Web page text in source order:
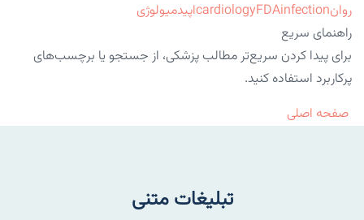
روان
cardiologyFDAinfection
اپیدمیولوژی
راهنمای سریع
برای پیدا کردن سریع‌تر مطالب پزشکی، از جستجو یا برچسب‌های
پرکاربرد استفاده کنید.
صفحه اصلی
تبلیغات متنی